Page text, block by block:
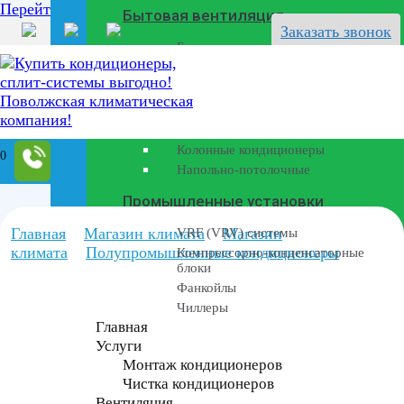
Перейти к содержанию
Заказать звонок
0
Бытовая вентиляция
Бризеры
Полупромышленные кондиционеры
Канальные кондиционеры
Колонные кондиционеры
Напольно-потолочные
Промышленные установки
VRF (VRV) системы
Компрессорно-конденсаторные
блоки
Фанкойлы
Чиллеры
Главная
Услуги
Монтаж кондиционеров
Чистка кондиционеров
Главная Магазин климата
Магазин
климата
Полупромышленные кондиционеры